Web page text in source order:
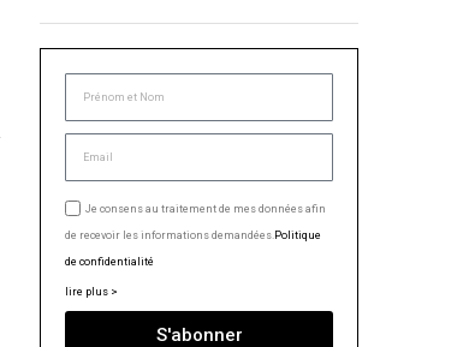
Je consens au traitement de mes données afin
de recevoir les informations demandées.Politique
de confidentialité
lire plus >
S'abonner